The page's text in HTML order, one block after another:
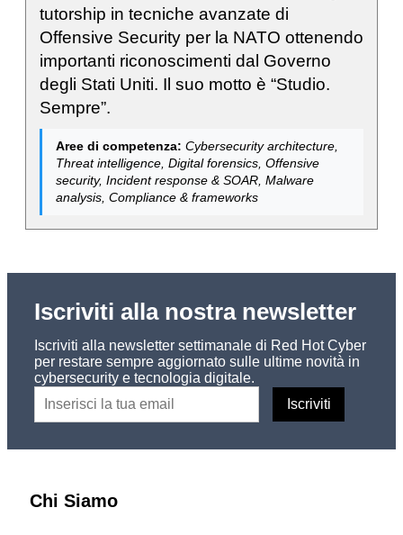
tutorship in tecniche avanzate di
Offensive Security per la NATO ottenendo
importanti riconoscimenti dal Governo
degli Stati Uniti. Il suo motto è “Studio.
Sempre”.
Aree di competenza: Cybersecurity architecture,
Threat intelligence, Digital forensics, Offensive
security, Incident response & SOAR, Malware
analysis, Compliance & frameworks
Iscriviti alla nostra newsletter
Iscriviti alla newsletter settimanale di Red Hot Cyber
per restare sempre aggiornato sulle ultime novità in
cybersecurity e tecnologia digitale.
Chi Siamo